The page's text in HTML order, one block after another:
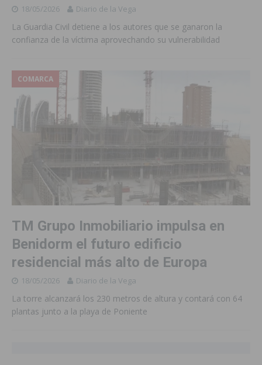
18/05/2026 Diario de la Vega
La Guardia Civil detiene a los autores que se ganaron la
confianza de la víctima aprovechando su vulnerabilidad
COMARCA
TM Grupo Inmobiliario impulsa en
Benidorm el futuro edificio
residencial más alto de Europa
18/05/2026 Diario de la Vega
La torre alcanzará los 230 metros de altura y contará con 64
plantas junto a la playa de Poniente